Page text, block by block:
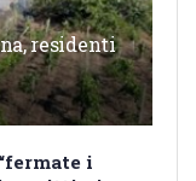
residenti
i